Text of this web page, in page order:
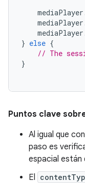
mediaPlayer
mediaPlayer
mediaPlayer
} else {
// The
}
Puntos clave
Al igual que
paso es
espacial están
El